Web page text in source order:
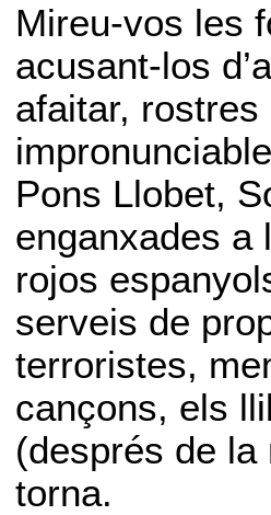
Mireu-vos les
acusant-los
afaitar,
Pons Llobet,
enganxades a
rojos
serveis de
terroristes,
cançons, els
(després de
torna.